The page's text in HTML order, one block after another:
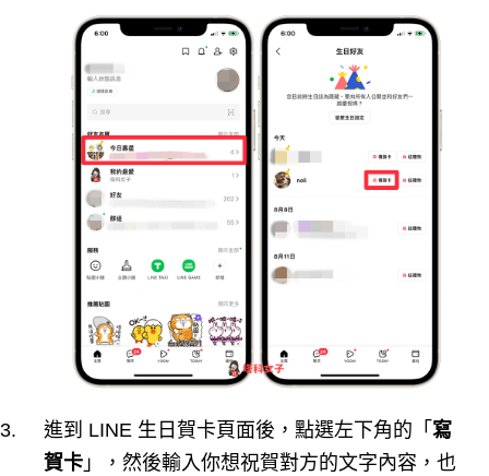
進到 LINE 生日賀卡頁面後，點選左下角的「 寫
賀卡 」，然後輸入你想祝賀對方的文字內容，也